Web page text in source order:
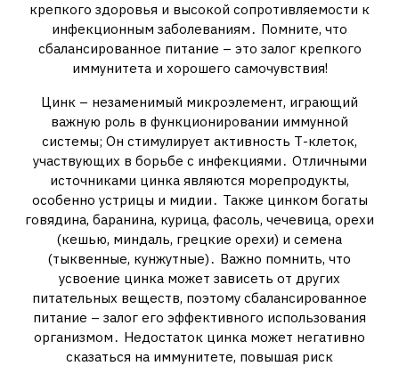
крепкого здоровья и высокой сопротивляемости к
инфекционным заболеваниям․ Помните, что
сбалансированное питание – это залог крепкого
иммунитета и хорошего самочувствия!
Цинк – незаменимый микроэлемент, играющий
важную роль в функционировании иммунной
системы; Он стимулирует активность Т-клеток,
участвующих в борьбе с инфекциями․ Отличными
источниками цинка являются морепродукты,
особенно устрицы и мидии․ Также цинком богаты
говядина, баранина, курица, фасоль, чечевица, орехи
(кешью, миндаль, грецкие орехи) и семена
(тыквенные, кунжутные)․ Важно помнить, что
усвоение цинка может зависеть от других
питательных веществ, поэтому сбалансированное
питание – залог его эффективного использования
организмом․ Недостаток цинка может негативно
сказаться на иммунитете, повышая риск